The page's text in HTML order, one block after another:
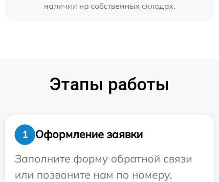
наличии на собственных складах.
Этапы работы
1
Оформление заявки
Заполните форму обратной связи
или позвоните нам по номеру,